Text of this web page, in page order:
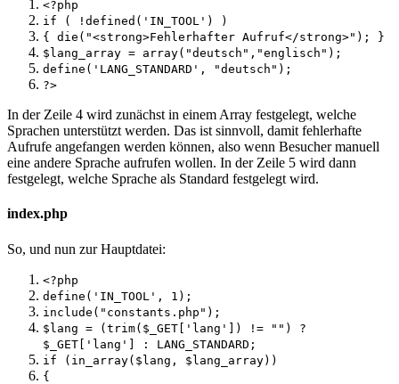
<?php
if ( !defined('IN_TOOL') )
{ die("<strong>Fehlerhafter Aufruf</strong>"); }
$lang_array = array("deutsch","englisch");
define('LANG_STANDARD', "deutsch");
?>
In der Zeile 4 wird zunächst in einem Array festgelegt, welche
Sprachen unterstützt werden. Das ist sinnvoll, damit fehlerhafte
Aufrufe angefangen werden können, also wenn Besucher manuell
eine andere Sprache aufrufen wollen. In der Zeile 5 wird dann
festgelegt, welche Sprache als Standard festgelegt wird.
index.php
So, und nun zur Hauptdatei:
<?php
define('IN_TOOL', 1);
include("constants.php");
$lang = (trim($_GET['lang']) != "") ?
$_GET['lang'] : LANG_STANDARD;
if (in_array($lang, $lang_array))
{